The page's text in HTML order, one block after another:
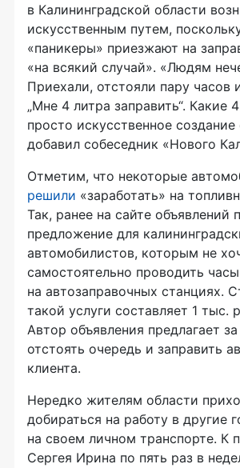
в Калининградской области
искусственным путем,
«паникеры» приезжают на
«на всякий случай». «Людям
Приехали, отстояли пару часов
„Мне 4 литра заправить“. Какие
просто искусственное
добавил собеседник «Нового
Отметим, что некоторые
решили «заработать» на
Так, ранее на сайте объявлений
предложение для
автомобилистов, которым не
самостоятельно проводить
на автозаправочных станциях.
такой услуги составляет 1 тыс.
Автор объявления предлагает за
отстоять очередь и заправить
клиента.
Нередко жителям области
добираться на работу в другие
на своем личном транспорте. К
Сергея Ирина по пять раз в